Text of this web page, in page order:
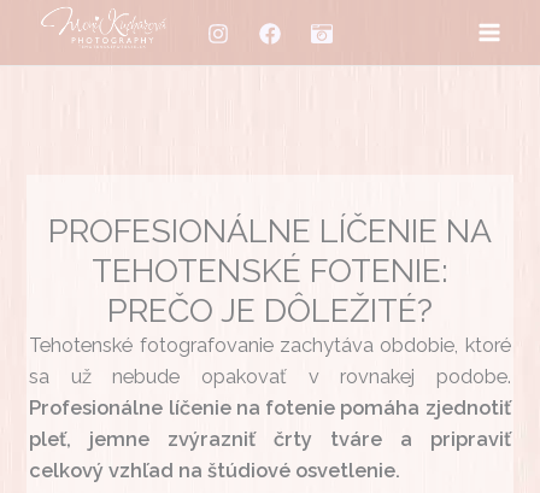
Preskočiť
PROFESIONÁLNE LÍČENIE NA
TEHOTENSKÉ FOTENIE:
PREČO JE DÔLEŽITÉ?
Tehotenské fotografovanie zachytáva obdobie, ktoré
sa už nebude opakovať v rovnakej podobe.
Profesionálne líčenie na fotenie pomáha zjednotiť
pleť, jemne zvýrazniť črty tváre a pripraviť
celkový vzhľad na štúdiové osvetlenie.